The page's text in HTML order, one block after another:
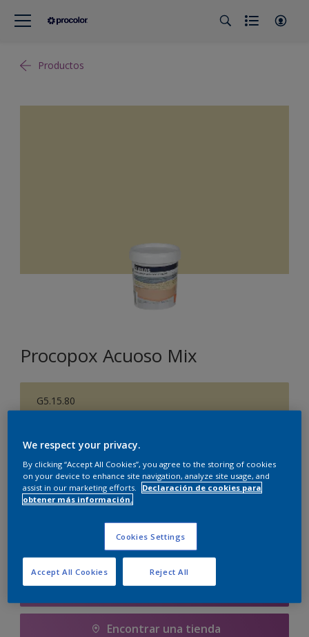
Productos
Procopox Acuoso Mix
G5.15.80
Tamaño
5 litros
Agregar a la lista de deseos
Encontrar una tienda
We respect your privacy.
By clicking “Accept All Cookies”, you agree to the storing of cookies
on your device to enhance site navigation, analyze site usage, and
assist in our marketing efforts.
Declaración de cookies para
obtener más información.
Cookies Settings
Reject All
Accept All Cookies